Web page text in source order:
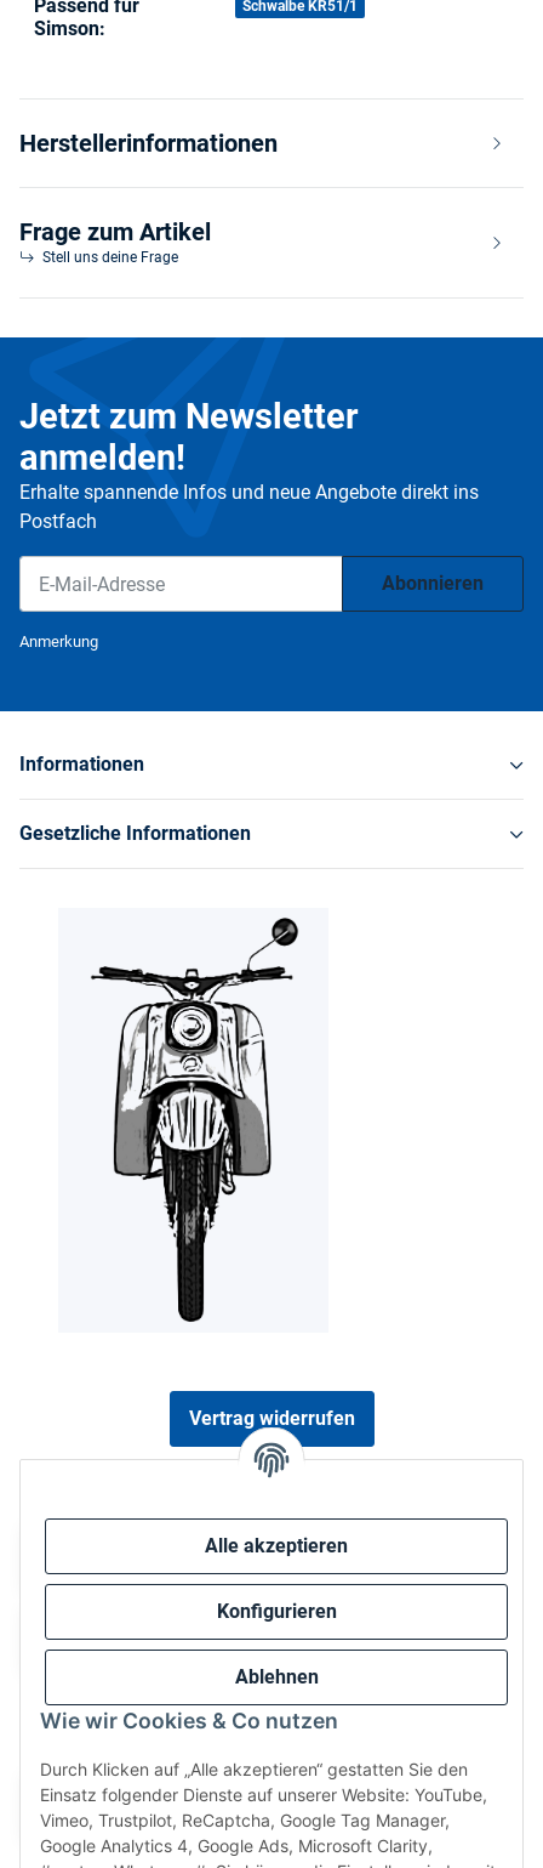
Alle akzeptieren
Konfigurieren
Ablehnen
Wie wir Cookies & Co nutzen
Durch Klicken auf „Alle akzeptieren“ gestatten Sie den
Einsatz folgender Dienste auf unserer Website: YouTube,
Vimeo, Trustpilot, ReCaptcha, Google Tag Manager,
Google Analytics 4, Google Ads, Microsoft Clarity,
Produkteigenschaft
Wert
Passend für
Simson:
Schwalbe KR51/1
Herstellerinformationen
Frage zum Artikel
Stell uns deine Frage
Jetzt zum Newsletter
anmelden!
Erhalte spannende Infos und neue Angebote direkt ins
Postfach
Abonnieren
Anmerkung
Informationen
Gesetzliche Informationen
Vertrag widerrufen
Wir versenden via: